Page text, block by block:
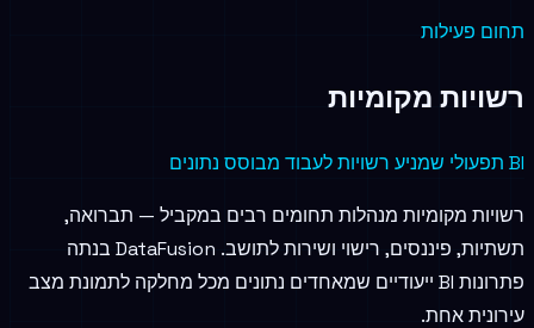
תחום פעילות
רשויות מקומיות
BI תפעולי שמניע רשויות לעבוד מבוסס נתונים
רשויות מקומיות מנהלות תחומים רבים במקביל — תברואה,
תשתיות, פיננסים, רישוי ושירות לתושב. DataFusion בנתה
פתרונות BI ייעודיים שמאחדים נתונים מכל מחלקה לתמונת מצב
עירונית אחת.